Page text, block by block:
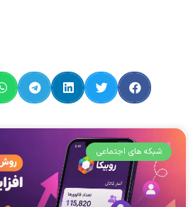
شبکه های اجتماعی